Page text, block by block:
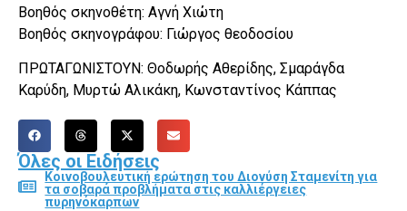
Βοηθός σκηνοθέτη: Αγνή Χιώτη
Βοηθός σκηνογράφου: Γιώργος θεοδοσίου
ΠΡΩΤΑΓΩΝΙΣΤΟΥΝ: Θοδωρής Αθερίδης, Σμαράγδα
Καρύδη, Μυρτώ Αλικάκη, Κωνσταντίνος Κάππας
Όλες οι Ειδήσεις
Κοινοβουλευτική ερώτηση του Διονύση Σταμενίτη για
τα σοβαρά προβλήματα στις καλλιέργειες
πυρηνόκαρπων